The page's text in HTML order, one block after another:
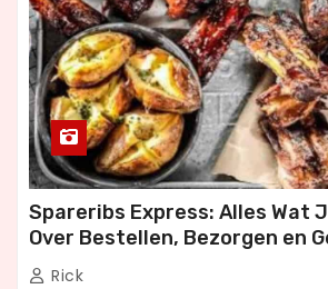
Spareribs Express: Alles Wat
Over Bestellen, Bezorgen en
Rick